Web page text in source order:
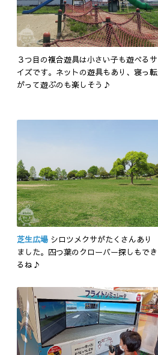
３つ目の複合遊具は小さい子も遊べるサ
イズです。ネットの遊具もあり、寝っ転
がって遊ぶのも楽しそう♪
芝生広場シロツメクサがたくさんあり
ました。四つ葉のクローバー探しもでき
るね♪